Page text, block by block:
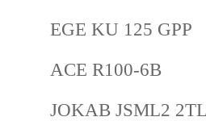
EGE KU 125 GPP
ACE R100-6B
JOKAB JSML2